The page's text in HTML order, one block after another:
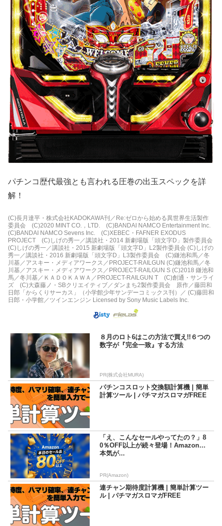
パチンコ歴代最強とも言われる圧巻の出玉スペックを詳
解！
(C)長月達平・株式会社KADOKAWA刊／Re:ゼロから始める異世界生活製作
委員会 (C)2020 MINT CO.，LTD. (C)BANDAI NAMCO Entertainment Inc.
(C)BANDAI NAMCO Sevens Inc. (C)XEBEC・FAFNER EXODUS
PROJECT (C)しげの秀一／講談社・2014 新劇場版「頭文字D」製作委員会
(C)しげの秀一／講談社・2015 新劇場版「頭文字D」L2製作委員会 (C)しげの
秀一／講談社・2016 新劇場版「頭文字D」L3製作委員会 (C)鎌池和馬／冬
川基／アスキー・メディアワークス／PROJECT-RAILGUN (C)鎌池和馬／冬
川基／アスキー・メディアワークス／PROJECT-RAILGUN S (C)2018 鎌池和
馬／冬川基／ＫＡＤＯＫＡＷＡ／PROJECT-RAILGUN T (C)創通・サンライ
ズ (C)大森藤ノ・SBクリエイティブ／ダンまち2製作委員会 原作／藤田和
日郎「からくりサーカス」（小学館少年サンデーコミックス刊）／ (C)藤田和
日郎・小学館／ツインエンジン Licensed by Sony Music Labels Inc.
８月のロト6はこの方法で買え!!６つの
数字が『完全一致』する方法
PR(株式会社MURA)
パチンコスロット交換額計算機 | 簡単
計算ツール | パチマガスロマガFREE
「え、こんなセールやってたの？」8
0％OFF以上が続々登場！Amazonの
本気が...
PR(Amazon)
連チャン期待度計算機 | 簡単計算ツー
ル | パチマガスロマガFREE